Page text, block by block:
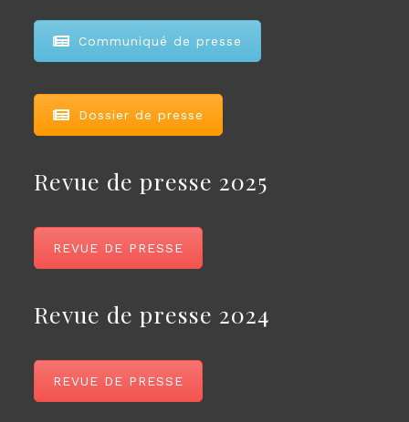
Communiqué de presse
Dossier de presse
Revue de presse 2025
REVUE DE PRESSE
Revue de presse 2024
REVUE DE PRESSE